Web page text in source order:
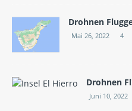
Drohnen
Mai 26, 2022 4
Drohnen
Juni 10, 2022